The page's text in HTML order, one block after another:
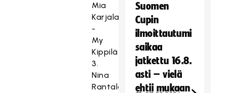
Mia
Karjalainen
-
My
Kippilä
3.
Nina
Rantala
Suomen
Cupin
ilmoittautumi
saikaa
jatkettu 16.8.
asti – vielä
ehtii mukaan